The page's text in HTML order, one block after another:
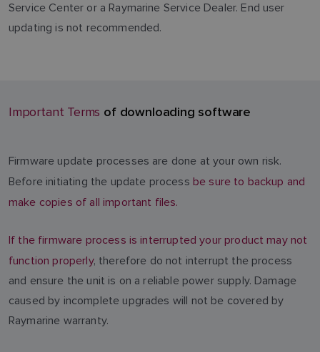
Service Center or a Raymarine Service Dealer. End user
updating is not recommended.
Important Terms of downloading software
Firmware update processes are done at your own risk.
Before initiating the update process be sure to backup and
make copies of all important files.
If the firmware process is interrupted your product may not
function properly, therefore do not interrupt the process
and ensure the unit is on a reliable power supply. Damage
caused by incomplete upgrades will not be covered by
Raymarine warranty.